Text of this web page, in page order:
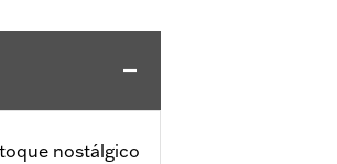
nostálgico